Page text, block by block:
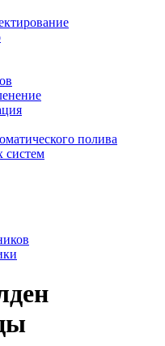
полива
систем